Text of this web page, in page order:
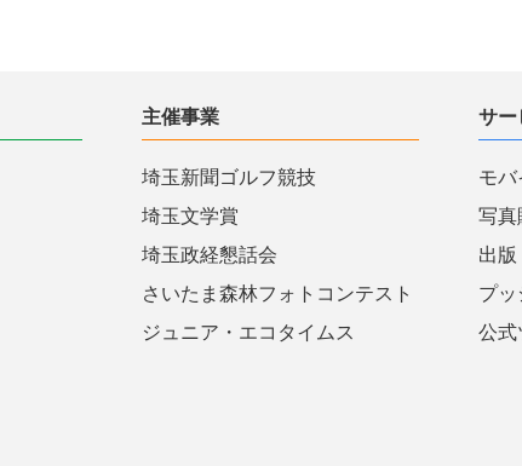
主催事業
埼玉新聞ゴルフ競技
埼玉文学賞
埼玉政経懇話会
さいたま森林フォトコンテスト
ジュニア・エコタイムス
サー
モバ
写真
出版
プッ
公式